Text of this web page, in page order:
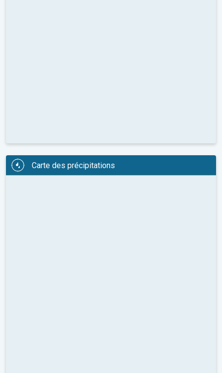
Carte des précipitations